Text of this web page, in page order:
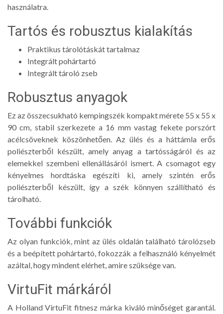
használatra.
Tartós és robusztus kialakítás
Praktikus tárolótáskát tartalmaz
Integrált pohártartó
Integrált tároló zseb
Robusztus anyagok
Ez az összecsukható kempingszék kompakt mérete 55 x 55 x
90 cm, stabil szerkezete a 16 mm vastag fekete porszórt
acélcsöveknek köszönhetően. Az ülés és a háttámla erős
poliészterből készült, amely anyag a tartósságáról és az
elemekkel szembeni ellenállásáról ismert. A csomagot egy
kényelmes hordtáska egészíti ki, amely szintén erős
poliészterből készült, így a szék könnyen szállítható és
tárolható.
További funkciók
Az olyan funkciók, mint az ülés oldalán található tárolózseb
és a beépített pohártartó, fokozzák a felhasználó kényelmét
azáltal, hogy mindent elérhet, amire szüksége van.
VirtuFit márkáról
A Holland VirtuFit fitnesz márka kiváló minőséget garantál.